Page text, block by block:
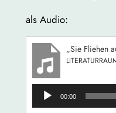
als Audio:
„Sie Fliehen
Audio-
Player
00:00